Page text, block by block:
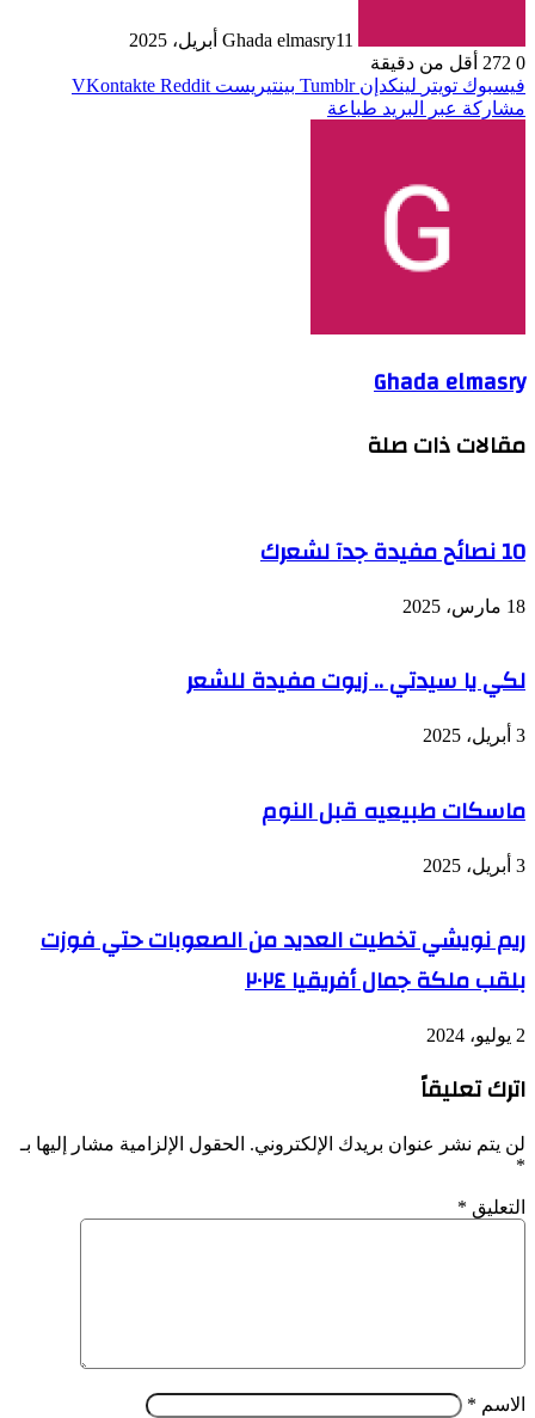
Ghada elmasry11 أبريل، 2025
0
أقل من دقيقة
فيسبوك تويتر لينكدإن بينتيريست
مشاركة عبر البريد طباعة
Ghada elmasry
مقالات ذات صلة
10 نصائح مفيدة جدآ لشعرك
18 مارس، 2025
لكي يا سيدتي .. زيوت مفيدة للشعر
3 أبريل، 2025
ماسكات طبيعيه قبل النوم
3 أبريل، 2025
ريم نويشي تخطيت العديد من الصعوبات حتي فوزت
بلقب ملكة جمال أفريقيا ٢٠٢٤
2 يوليو، 2024
اترك تعليقاً
لن يتم نشر عنوان بريدك الإلكتروني. الحقول الإلزامية مشار إليها بـ
*
التعليق *
الاسم *